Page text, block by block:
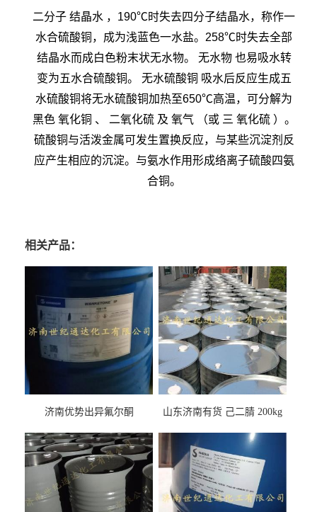
二分子 结晶水 ，190℃时失去四分子结晶水，称作一
水合硫酸铜，成为浅蓝色一水盐。258℃时失去全部
结晶水而成白色粉末状无水物。 无水物 也易吸水转
变为五水合硫酸铜。 无水硫酸铜 吸水后反应生成五
水硫酸铜将无水硫酸铜加热至650℃高温，可分解为
黑色 氧化铜 、 二氧化硫 及 氧气 （或 三 氧化硫 ）。
硫酸铜与活泼金属可发生置换反应，与某些沉淀剂反
应产生相应的沉淀。与氨水作用形成络离子硫酸四氨
合铜。
相关产品：
济南优势出异氟尔酮
山东济南有货 己二腈 200kg